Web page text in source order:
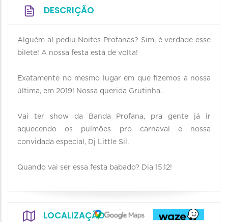
DESCRIÇÃO
Alguém aí pediu Noites Profanas? Sim, é verdade esse
bilete! A nossa festa está de volta!
Exatamente no mesmo lugar em que fizemos a nossa
última, em 2019! Nossa querida Grutinha.
Vai ter show da Banda Profana, pra gente já ir
aquecendo os pulmões pro carnaval e nossa
convidada especial, Dj Little Sil.
Quando vai ser essa festa babado? Dia 15.12!
LOCALIZAÇÃO